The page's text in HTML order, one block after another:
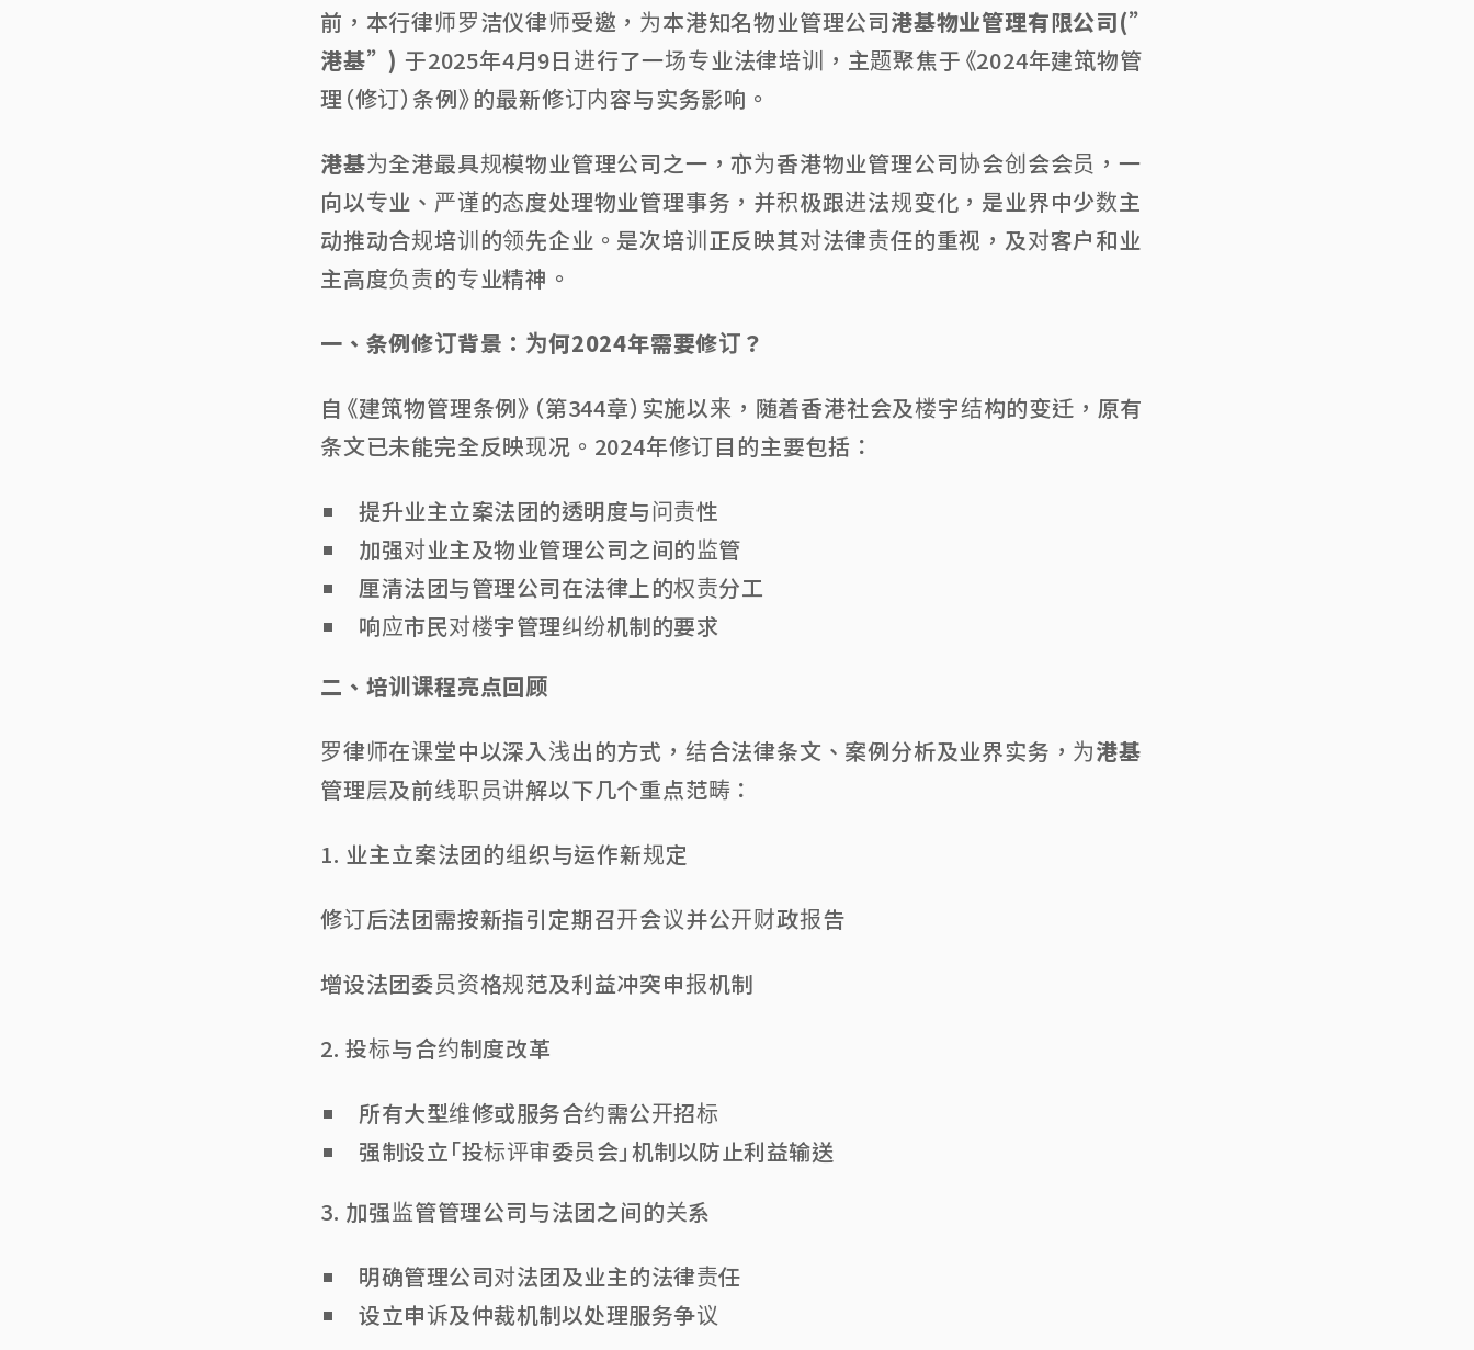
前，本行律师罗洁仪律师受邀，为本港知名物业管理公司港基物业管理有限公司(”
港基”) 于2025年4月9日进行了一场专业法律培训，主题聚焦于《2024年建筑物管
理（修订）条例》的最新修订内容与实务影响。
港基为全港最具规模物业管理公司之一，亦为香港物业管理公司协会创会会员，一
向以专业、严谨的态度处理物业管理事务，并积极跟进法规变化，是业界中少数主
动推动合规培训的领先企业。是次培训正反映其对法律责任的重视，及对客户和业
主高度负责的专业精神。
一、条例修订背景：为何2024年需要修订？
自《建筑物管理条例》（第344章）实施以来，随着香港社会及楼宇结构的变迁，原有
条文已未能完全反映现况。2024年修订目的主要包括：
提升业主立案法团的透明度与问责性
加强对业主及物业管理公司之间的监管
厘清法团与管理公司在法律上的权责分工
响应市民对楼宇管理纠纷机制的要求
二、培训课程亮点回顾
罗律师在课堂中以深入浅出的方式，结合法律条文、案例分析及业界实务，为港基
管理层及前线职员讲解以下几个重点范畴：
1. 业主立案法团的组织与运作新规定
修订后法团需按新指引定期召开会议并公开财政报告
增设法团委员资格规范及利益冲突申报机制
2. 投标与合约制度改革
所有大型维修或服务合约需公开招标
强制设立「投标评审委员会」机制以防止利益输送
3. 加强监管管理公司与法团之间的关系
明确管理公司对法团及业主的法律责任
设立申诉及仲裁机制以处理服务争议